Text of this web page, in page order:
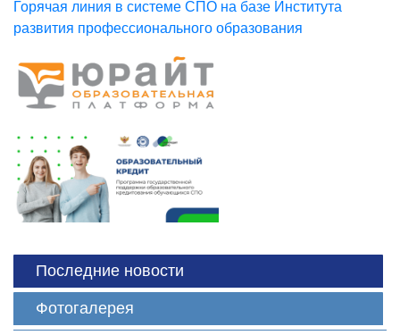
Горячая линия в системе СПО на базе Института
развития профессионального образования
Последние новости
Фотогалерея